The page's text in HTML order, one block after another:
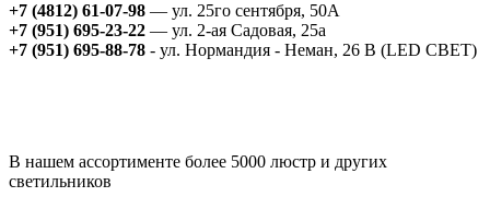
+7 (4812) 61-07-98 — ул. 25го сентября, 50А
+7 (951) 695-23-22 — ул. 2-ая Садовая, 25а
+7 (951) 695-88-78 - ул. Нормандия - Неман, 26 В (LED СВЕТ)
В нашем ассортименте более 5000 люстр и других
светильников